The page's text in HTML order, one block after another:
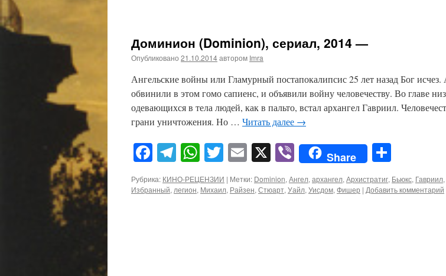
Доминион (Dominion), сериал, 2014 —
Опубликовано 21.10.2014автором Imra
Ангельские войны или Гламурный постапокалипсис 25 лет назад Бог
обвинили в этом гомо сапиенс, и объявили войну человечеству. Во главе
одевающихся в тела людей, как в пальто, встал архангел Гавриил.
грани уничтожения. Но … Читать далее →
Facebook
Telegram
WhatsApp
Twitter
Email
X ViberShare
Рубрика: КИНО-РЕЦЕНЗИИ | Метки: Dominion,Ангел,архангел,Архистратиг, Бьюкс, Гавриил,
Избранный,легион, Михаил, Райзен,Стюарт,Уайл,Уисдом,Фишер | Добавить комментарий